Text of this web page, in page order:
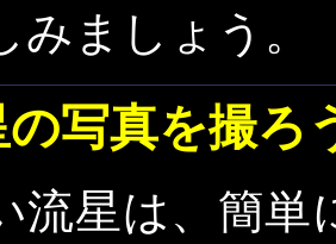
みましょう。
写真を撮ろ
流星は、簡単